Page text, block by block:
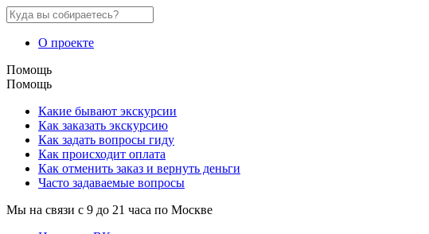
О проекте
Помощь
Помощь
Какие бывают экскурсии
Как заказать экскурсию
Как задать вопросы гиду
Как происходит оплата
Как отменить заказ и вернуть деньги
Часто задаваемые вопросы
Мы на связи с 9 до 21 часа по Москве